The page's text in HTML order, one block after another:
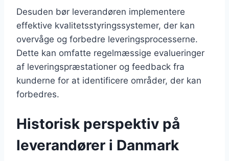
Desuden bør leverandøren implementere
effektive kvalitetsstyringssystemer, der kan
overvåge og forbedre leveringsprocesserne.
Dette kan omfatte regelmæssige evalueringer
af leveringspræstationer og feedback fra
kunderne for at identificere områder, der kan
forbedres.
Historisk perspektiv på
leverandører i Danmark